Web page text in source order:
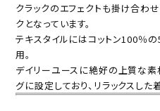
クラックのエフェクトも掛け合わ
クとなっています。
テキスタイルにはコットン100％
用。
デイリーユースに絶好の上質な素
グに設定しており、リラックスし